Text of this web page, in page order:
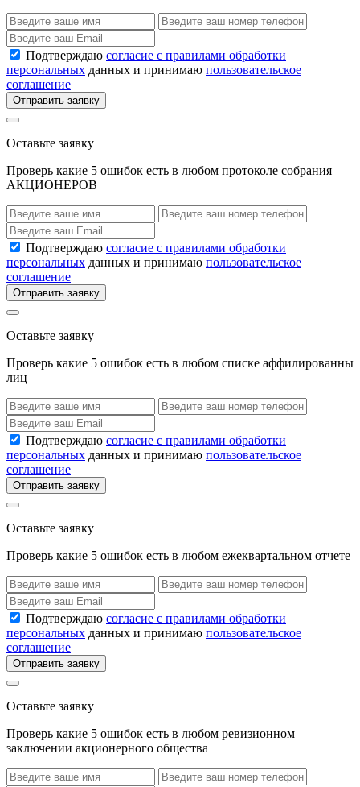
Подтверждаю согласие с правилами обработки
персональных данных и принимаю пользовательское
соглашение
Отправить заявку
Оставьте заявку
Проверь какие 5 ошибок есть в любом протоколе собрания
АКЦИОНЕРОВ
Подтверждаю согласие с правилами обработки
персональных данных и принимаю пользовательское
соглашение
Отправить заявку
Оставьте заявку
Проверь какие 5 ошибок есть в любом списке аффилированны
лиц
Подтверждаю согласие с правилами обработки
персональных данных и принимаю пользовательское
соглашение
Отправить заявку
Оставьте заявку
Проверь какие 5 ошибок есть в любом ежеквартальном отчете
Подтверждаю согласие с правилами обработки
персональных данных и принимаю пользовательское
соглашение
Отправить заявку
Оставьте заявку
Проверь какие 5 ошибок есть в любом ревизионном
заключении акционерного общества